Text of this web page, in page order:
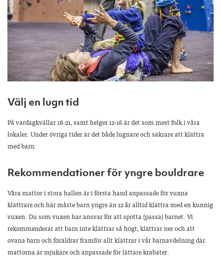
Välj en lugn tid
På vardagkvällar 18-21, samt helger 12-16 är det som mest folk i våra
lokaler. Under övriga tider är det både lugnare och säkrare att klättra
med barn.
Rekommendationer för yngre bouldrare
Våra mattor i stora hallen är i första hand anpassade för vuxna
klättrare och här måste barn yngre än 12 år alltid klättra med en kunnig
vuxen. Du som vuxen har ansvar för att spotta (passa) barnet. Vi
rekommenderar att barn inte klättrar så högt, klättrar ner och att
ovana barn och föräldrar framför allt klättrar i vår barnavdelning där
mattorna är mjukare och anpassade för lättare krabater.